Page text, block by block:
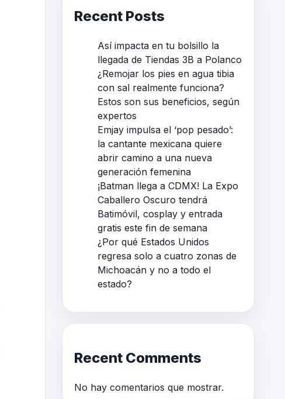
Recent Posts
Así impacta en tu bolsillo la
llegada de Tiendas 3B a Polanco
¿Remojar los pies en agua tibia
con sal realmente funciona?
Estos son sus beneficios, según
expertos
Emjay impulsa el ‘pop pesado’:
la cantante mexicana quiere
abrir camino a una nueva
generación femenina
¡Batman llega a CDMX! La Expo
Caballero Oscuro tendrá
Batimóvil, cosplay y entrada
gratis este fin de semana
¿Por qué Estados Unidos
regresa solo a cuatro zonas de
Michoacán y no a todo el
estado?
Recent Comments
No hay comentarios que mostrar.